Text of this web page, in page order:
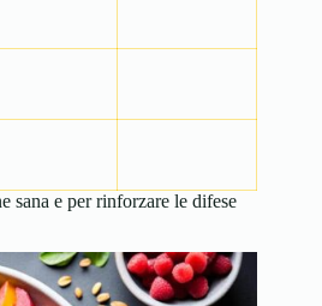
sana e per rinforzare le difese